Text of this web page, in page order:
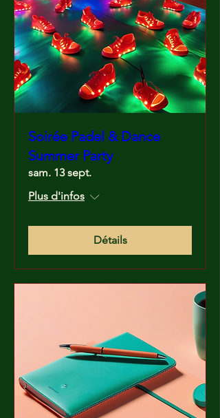
Soirée Padel & Dance
Summer Party
sam. 13 sept.
Plus d'infos
Détails